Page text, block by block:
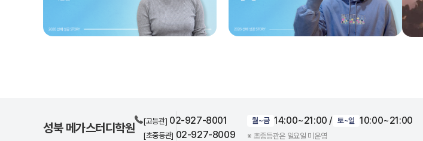
성북 메가스터디학원 [고등관] 02-927-8001
[초중등관] 02-927-8009
월~금 14:00~21:00 / 토~일 10:00~21:00
※ 초중등관은 일요일 미운영